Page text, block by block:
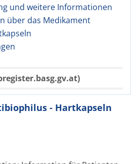
und weitere Informationen
über das Medikament
- Hartkapseln